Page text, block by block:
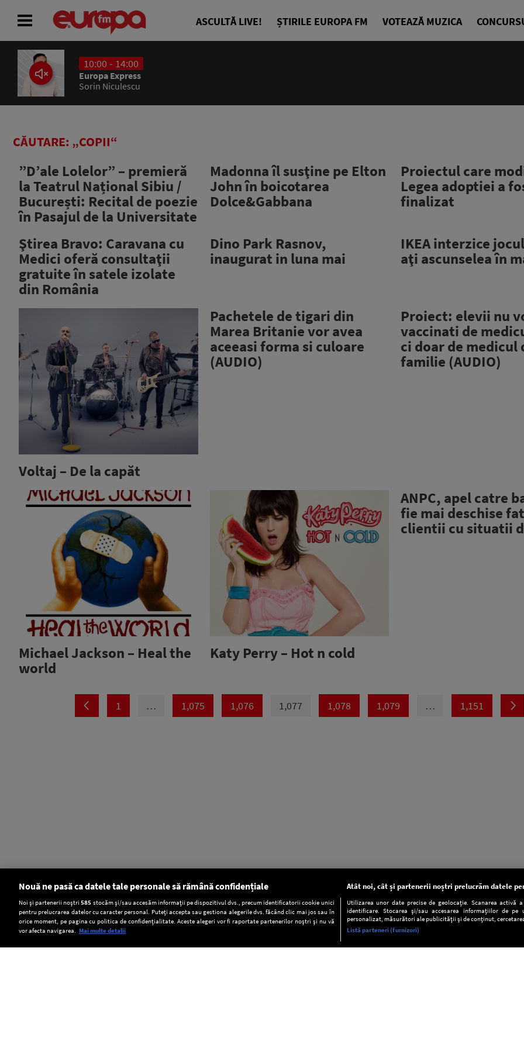
ASCULTĂ LIVE! ȘTIRILE EUROPA FM VOTEAZĂ MUZICA
10:00 - 14:00
Europa Express
Sorin Niculescu
CĂUTARE: „COPII“
”D’ale Lolelor” – premieră
la Teatrul Național Sibiu /
București: Recital de poezie
în Pasajul de la Universitate
Madonna îl susţine pe Elton
John în boicotarea
Dolce&Gabbana
Proiectul care
Legea adoptiei a
finalizat
Ştirea Bravo: Caravana cu
Medici oferă consultaţii
gratuite în satele izolate
din România
Dino Park Rasnov,
inaugurat in luna mai
IKEA interzice
aţi ascunselea în
Voltaj – De la capăt
Pachetele de tigari din
Marea Britanie vor avea
aceeasi forma si culoare
(AUDIO)
Proiect: elevii nu
vaccinati de
ci doar de medicul
familie (AUDIO)
Michael Jackson – Heal the
world
Katy Perry – Hot n cold
ANPC, apel catre
fie mai deschise
clientii cu situatii
1 … 1,075 1,076 1,077 1,078 1,079 … 1,151
ACASĂ
ȘTIRI
PODCAST
ASCULTĂ LIVE
Setări:
Dark Mode
Nouă ne pasă ca datele tale personale să rămână confidențiale
Noi și partenerii noștri585 stocăm și/sau accesăm informații pe dispozitivul dvs., precum identificatorii cookie unici
pentru prelucrarea datelor cu caracter personal. Puteți accepta sau gestiona alegerile dvs. făcând clic mai jos sau în
orice moment, pe pagina cu politica de confidențialitate. Aceste alegeri vor fi raportate partenerilor noștri și nu vă
vor afecta navigarea. Mai multe detalii
Atât noi, cât și partenerii noștri prelucrăm datele
Utilizarea unor date precise de geolocație. Scanarea activă
identificare. Stocarea și/sau accesarea informațiilor de
personalizat, măsurători ale publicității și de conținut,
Listă parteneri (furnizori)